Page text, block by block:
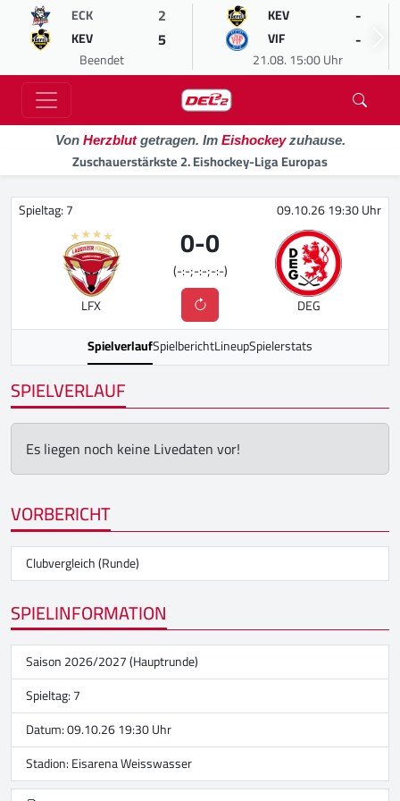
ECK 2
KEV 5
Beendet
KEV -
VIF -
21.08. 15:00 Uhr
Von Herzblutgetragen. Im Eishockeyzuhause.
Zuschauerstärkste 2. Eishockey-Liga Europas
Spieltag: 7 09.10.26 19:30 Uhr
LFX
0-0
(-:-;-:-;-:-)
DEG
SpielverlaufSpielberichtLineupSpielerstats
SPIELVERLAUF
Es liegen noch keine Livedaten vor!
VORBERICHT
Clubvergleich (Runde)
SPIELINFORMATION
Saison 2026/2027 (Hauptrunde)
Spieltag: 7
Datum: 09.10.26 19:30 Uhr
Stadion:Eisarena Weisswasser